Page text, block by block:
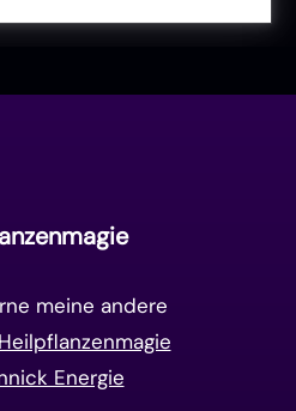
meine andere
Heilpflanzenmagie
Energie